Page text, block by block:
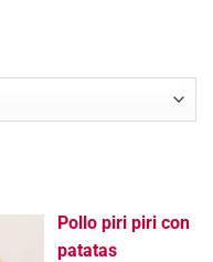
Pollo piri piri con
patatas